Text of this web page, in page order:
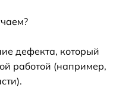
дефекта, который
работой (например,